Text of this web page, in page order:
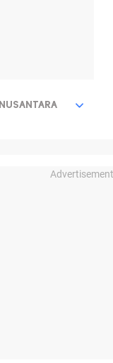
NUSANTARA
Advertisement